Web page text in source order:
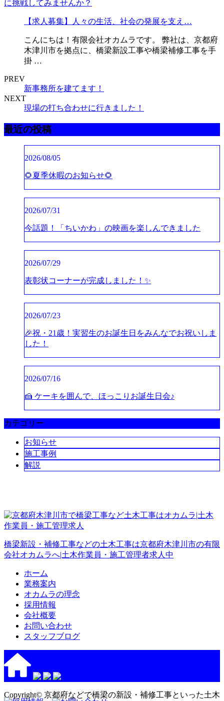
【求人募集】人々の生活、社会の発展を支え…
こんにちは！有限会社オカムラです。 弊社は、京都府
木津川市を拠点に、橋梁新設工事や橋梁補修工事を手
掛 …
PREV
新事務所を建てます！
NEXT
現場の打ち合わせに行きました！
最近の投稿
2026/08/05
🌻夏季休暇のお知らせ🌻
2026/07/31
今話題！「ちいかわ」の映画を楽しんできました
2026/07/29
表彰状コーナーが完成しました！✨
2026/07/23
🎉祝・21歳！実習生のお誕生日をみんなでお祝いしま
した！
2026/07/16
🍰 ケーキを囲んで、ほっこりお誕生日会♪
カテゴリー
お知らせ
施工事例
解説
橋梁新設・補修工事などの土木工事は京都府木津川市の有限
会社オカムラへ|土木作業員・施工管理者求人中
ホーム
業務案内
オカムラの理念
採用情報
会社概要
お問い合わせ
スタッフブログ
Copyright© 京都府などで橋梁の新設・補修工事といった土木